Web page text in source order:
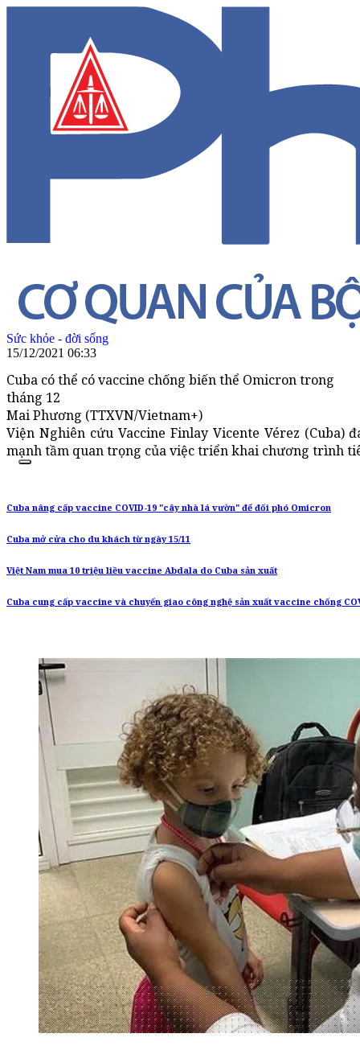
Sức khỏe - đời sống
15/12/2021 06:33
Cuba có thể có vaccine chống biến thể Omicron trong
tháng 12
Mai Phương (TTXVN/Vietnam+)
Viện Nghiên cứu Vaccine Finlay Vicente Vérez (Cuba)
mạnh tầm quan trọng của việc triển khai chương trình
Cuba nâng cấp vaccine COVID-19 "cây nhà lá vườn" để đối phó Omicron
Cuba mở cửa cho du khách từ ngày 15/11
Việt Nam mua 10 triệu liều vaccine Abdala do Cuba sản xuất
Cuba cung cấp vaccine và chuyển giao công nghệ sản xuất vaccine chống